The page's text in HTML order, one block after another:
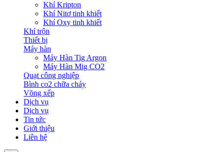
Khí Kripton
Khí Nitơ tinh khiết
Khí Oxy tinh khiết
Khí trộn
Thiết bị
Máy hàn
Máy Hàn Tig Argon
Máy Hàn Mig CO2
Quạt công nghiệp
Bình co2 chữa cháy
Võng xếp
Dịch vụ
Dịch vụ
Tin tức
Giới thiệu
Liên hệ